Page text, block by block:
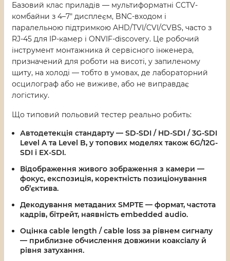
Базовий клас приладів — мультиформатні CCTV-
комбайни з 4–7" дисплеєм, BNC-входом і
паралельною підтримкою AHD/TVI/CVI/CVBS, часто з
RJ-45 для IP-камер і ONVIF-discovery. Це робочий
інструмент монтажника й сервісного інженера,
призначений для роботи на висоті, у запиленому
щиту, на холоді — тобто в умовах, де лабораторний
осцилограф або не виживе, або не виправдає
логістику.
Що типовий польовий тестер реально робить:
Автодетекція стандарту — SD-SDI / HD-SDI / 3G-SDI
Level A та Level B, у топових моделях також 6G/12G-
SDI і EX-SDI.
Відображення живого зображення з камери —
фокус, експозиція, коректність позиціонування
об’єктива.
Декодування метаданих SMPTE — формат, частота
кадрів, бітрейт, наявність embedded audio.
Оцінка cable length / cable loss за рівнем сигналу
— приблизне обчислення довжини коаксіалу й
рівня затухання.